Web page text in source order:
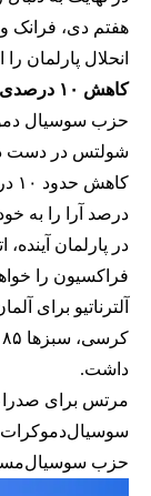
هفتم دی، فرانک
انحلال پارلمان را
کاهش ۱۰ درصدی آرای حزب صدراعظم
حزب سوسیال
شولتس در دست
درصد آرا را به
فراکسیون را
داشت.
مرتس برای
سوسیال‌دموکرات
حزب